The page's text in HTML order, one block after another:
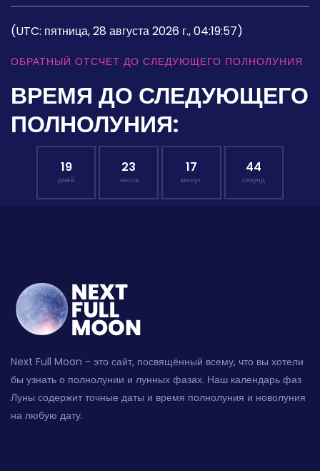
(UTC: пятница, 28 августа 2026 г., 04:19:57)
ОБРАТНЫЙ ОТСЧЕТ ДО СЛЕДУЮЩЕГО ПОЛНОЛУНИЯ
ВРЕМЯ ДО СЛЕДУЮЩЕГО
ПОЛНОЛУНИЯ:
19
дней
23
часов
17
минут
43
секунд
Next Full Moon - это сайт, посвящённый всему, что вы хотели
бы узнать о полнолунии и лунных фазах. Наш календарь фаз
Луны содержит точные даты и время полнолуния и новолуния
на любую дату.